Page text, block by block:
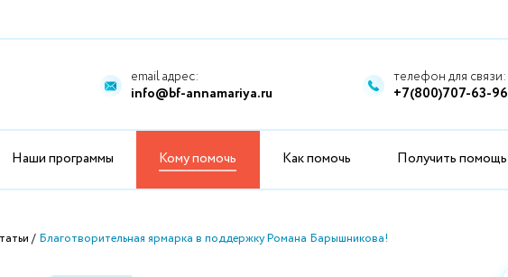
email адрес:
info@bf-annamariya.ru
телефон для связи:
+7(800)707-63-96
Наши программы Кому помочь Как помочь Получить помощь
Благотворительная ярмарка в поддержку Романа Барышникова!